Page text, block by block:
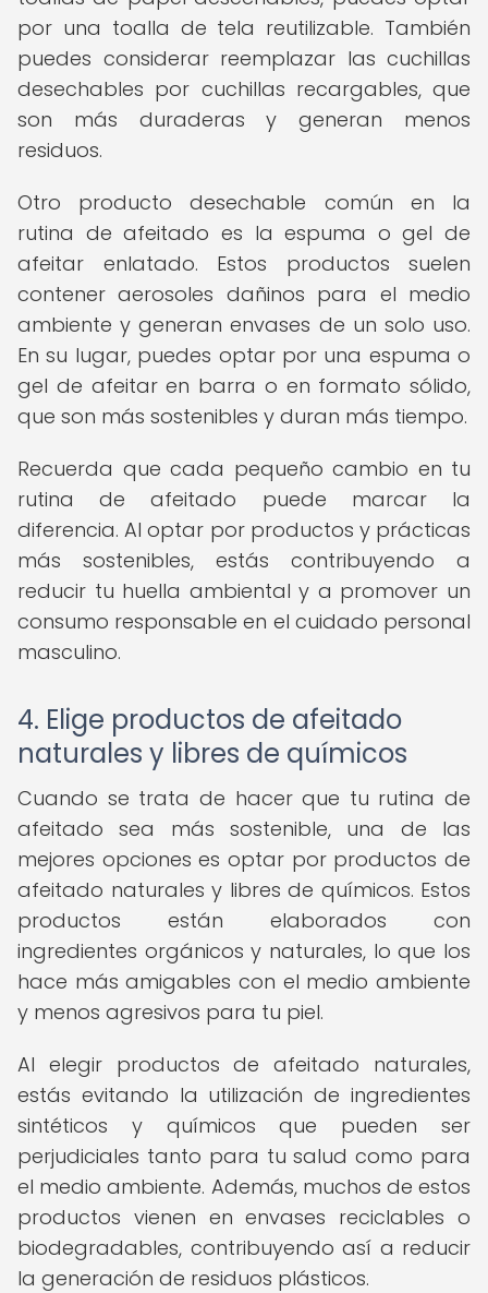
por una toalla de tela reutilizable. También
puedes considerar reemplazar las cuchillas
desechables por cuchillas recargables, que
son más duraderas y generan menos
residuos.
Otro producto desechable común en la
rutina de afeitado es la espuma o gel de
afeitar enlatado. Estos productos suelen
contener aerosoles dañinos para el medio
ambiente y generan envases de un solo uso.
En su lugar, puedes optar por una espuma o
gel de afeitar en barra o en formato sólido,
que son más sostenibles y duran más tiempo.
Recuerda que cada pequeño cambio en tu
rutina de afeitado puede marcar la
diferencia. Al optar por productos y prácticas
más sostenibles, estás contribuyendo a
reducir tu huella ambiental y a promover un
consumo responsable en el cuidado personal
masculino.
4. Elige productos de afeitado
naturales y libres de químicos
Cuando se trata de hacer que tu rutina de
afeitado sea más sostenible, una de las
mejores opciones es optar por productos de
afeitado naturales y libres de químicos. Estos
productos están elaborados con
ingredientes orgánicos y naturales, lo que los
hace más amigables con el medio ambiente
y menos agresivos para tu piel.
Al elegir productos de afeitado naturales,
estás evitando la utilización de ingredientes
sintéticos y químicos que pueden ser
perjudiciales tanto para tu salud como para
el medio ambiente. Además, muchos de estos
productos vienen en envases reciclables o
biodegradables, contribuyendo así a reducir
la generación de residuos plásticos.